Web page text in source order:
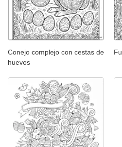
Conejo complejo con cestas de
huevos